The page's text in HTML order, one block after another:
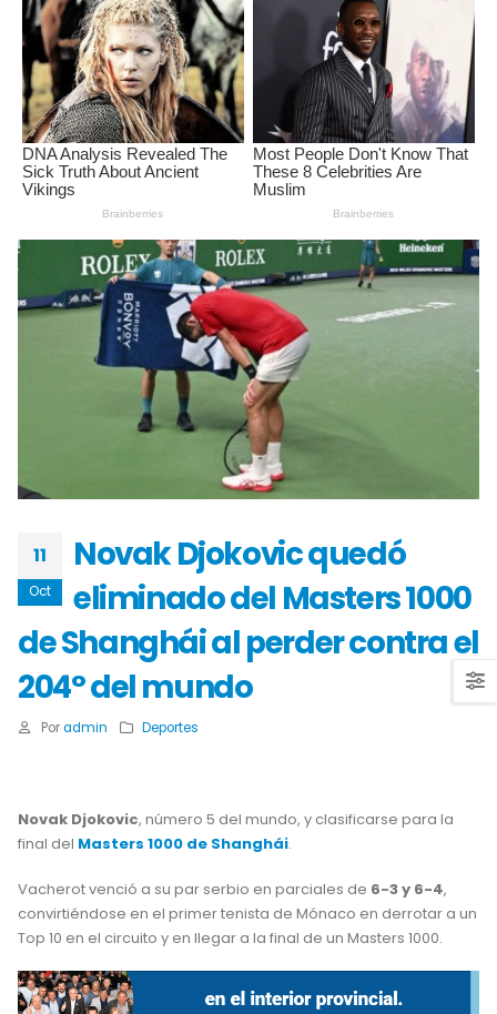
11
Oct
Novak Djokovic quedó
eliminado del Masters 1000
de Shanghái al perder contra el
204° del mundo
Por admin Deportes
Novak Djokovic, número 5 del mundo, y clasificarse para la
final del Masters 1000 de Shanghái.
Vacherot venció a su par serbio en parciales de 6-3 y 6-4,
convirtiéndose en el primer tenista de Mónaco en derrotar a un
Top 10 en el circuito y en llegar a la final de un Masters 1000.